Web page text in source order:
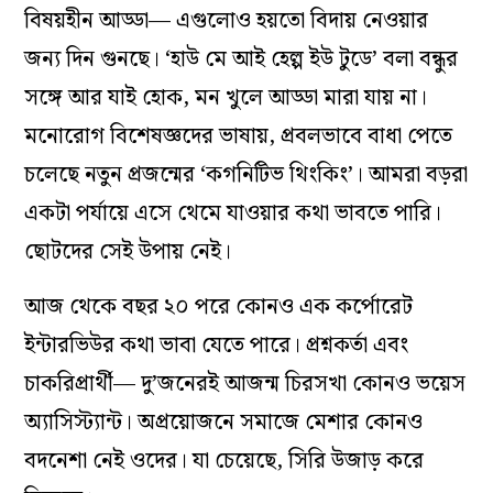
বিষয়হীন আড্ডা—এগুলোও হয়তো বিদায় নেওয়ার
জন্য দিন গুনছে। ‘হাউ মে আই হেল্প ইউ টুডে’ বলা বন্ধুর
সঙ্গে আর যাই হোক, মন খুলে আড্ডা মারা যায় না।
মনোরোগ বিশেষজ্ঞদের ভাষায়, প্রবলভাবে বাধা পেতে
চলেছে নতুন প্রজন্মের ‘কগনিটিভ থিংকিং’। আমরা বড়রা
একটা পর্যায়ে এসে থেমে যাওয়ার কথা ভাবতে পারি।
ছোটদের সেই উপায় নেই।
আজ থেকে বছর ২০ পরে কোনও এক কর্পোরেট
ইন্টারভিউর কথা ভাবা যেতে পারে। প্রশ্নকর্তা এবং
চাকরিপ্রার্থী—দু’জনেরই আজন্ম চিরসখা কোনও ভয়েস
অ্যাসিস্ট্যান্ট। অপ্রয়োজনে সমাজে মেশার কোনও
বদনেশা নেই ওদের। যা চেয়েছে, সিরি উজাড় করে